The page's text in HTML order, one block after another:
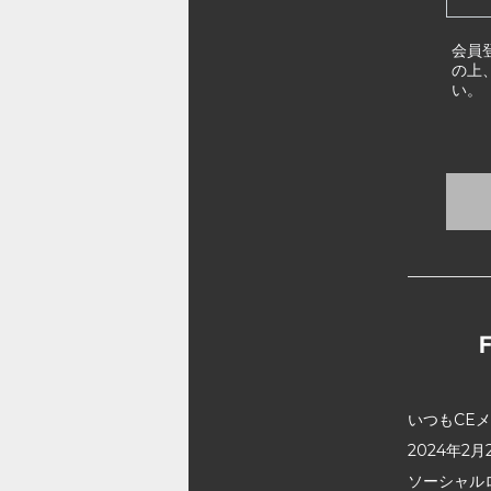
会員
の上
い。
いつもCE
2024年2月
ソーシャ